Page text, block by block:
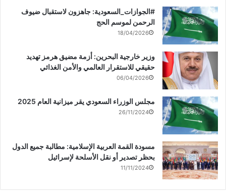
‏‎#الجوازات_السعودية: جاهزون لاستقبال ضيوف
الرحمن لموسم الحج
18/04/2026
وزير خارجية البحرين: أزمة مضيق هرمز تهديد
حقيقي للاستقرار العالمي والأمن الغذائي
06/04/2026
مجلس الوزراء السعودي يقر ميزانية العام 2025
26/11/2024
مسودة القمة العربية الإسلامية: مطالبة جميع الدول
بحظر تصدير أو نقل الأسلحة لإسرائيل
11/11/2024